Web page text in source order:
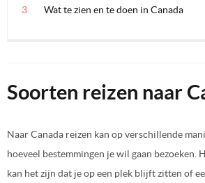
Wat te zien en te doen in Canada
Soorten reizen naar
Naar Canada reizen kan op verschillende
hoeveel bestemmingen je wil gaan bezoeken.
kan het zijn dat je op een plek blijft zitten of